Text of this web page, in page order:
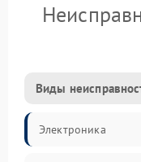
Виды
Электроника